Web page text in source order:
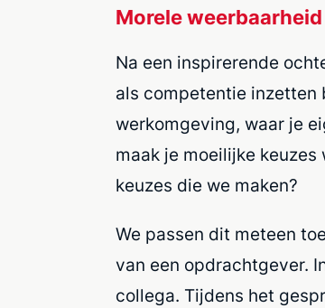
Morele weerbaarheid
Na een inspirerende
als competentie inzetten
werkomgeving, waar je
maak je moeilijke
keuzes die we maken?
We passen dit meteen
van een opdrachtgever.
collega. Tijdens het